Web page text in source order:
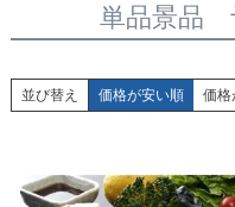
単品景品
並び替え 価格が安い順 価格